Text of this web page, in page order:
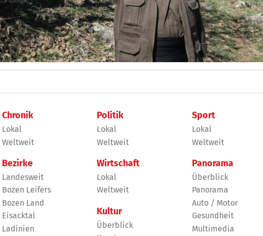
Chronik
Lokal
Weltweit
Bezirke
Landesweit
Bozen Leifers
Bozen Land
Eisacktal
Ladinien
Politik
Lokal
Weltweit
Wirtschaft
Lokal
Weltweit
Kultur
Überblick
Sport
Lokal
Weltweit
Panorama
Überblick
Panorama
Auto / Motor
Gesundheit
Multimedia